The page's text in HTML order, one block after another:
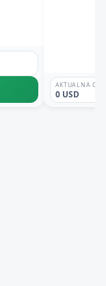
AKTUALNA
0 USD